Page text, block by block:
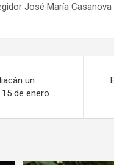
José María
un
de enero